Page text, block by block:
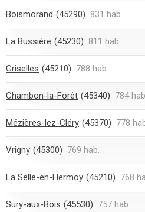
Boismorand (45290) 831 hab.
La Bussière (45230) 811 hab.
Griselles (45210) 788 hab.
Chambon-la-Forêt (45340) 784
Mézières-lez-Cléry (45370) 778
Vrigny (45300) 769 hab.
La Selle-en-Hermoy (45210) 768
Sury-aux-Bois (45530) 757 hab.